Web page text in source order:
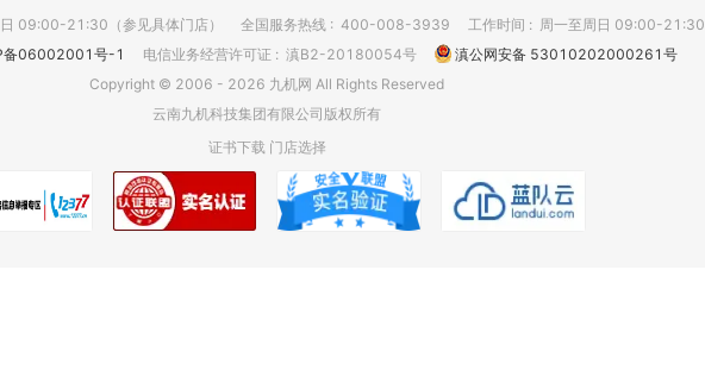
09:00-21:30（参见具体门店） 全国服务热线 : 400-008-3939 工作时间 : 周一至周日 09:00-21:30
备06002001号-1
电信业务经营许可证 : 滇B2-20180054号
滇公网安备 53010202000261号
Copyright © 2006 - 2026 九机网 All Rights Reserved
云南九机科技集团有限公司版权所有
证书下载 门店选择